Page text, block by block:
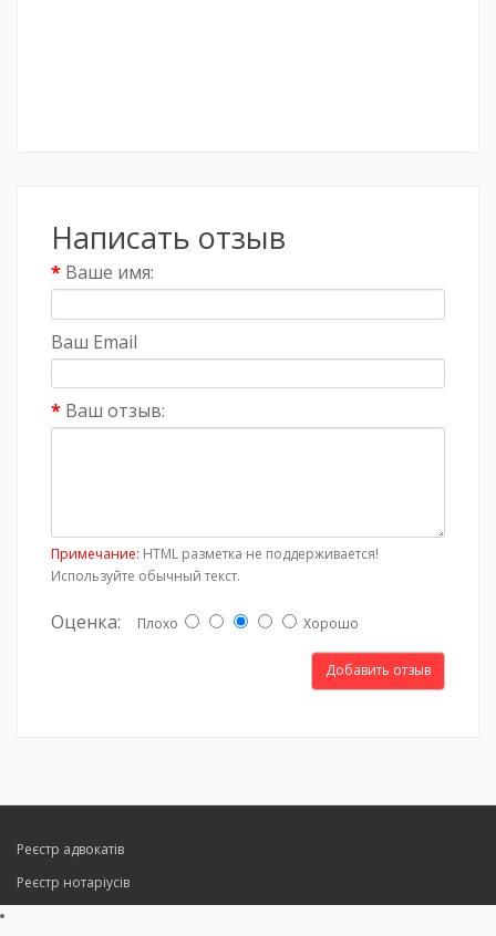
Написать отзыв
Ваше имя:
Ваш Email
Ваш отзыв:
Примечание: HTML разметка не поддерживается!
Используйте обычный текст.
Оценка: Плохо Хорошо
Добавить отзыв
Реєстр адвокатів
Реєстр нотаріусів